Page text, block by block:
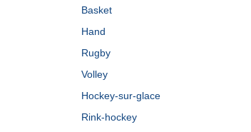
Basket
Hand
Rugby
Volley
Hockey-sur-glace
Rink-hockey